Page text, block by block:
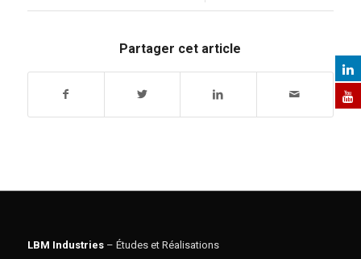
Partager cet article
LBM Industries– Études et Réalisations